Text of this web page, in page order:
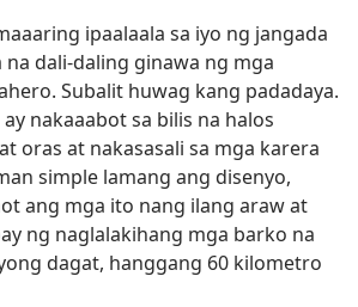
ipaalaala sa iyo ng jangada
dali-daling ginawa ng mga
Subalit huwag kang padadaya.
nakaaabot sa bilis na halos
oras at nakasasali sa mga karera
simple lamang ang disenyo,
ang mga ito nang ilang araw at
ng naglalakihang mga barko na
dagat, hanggang 60 kilometro